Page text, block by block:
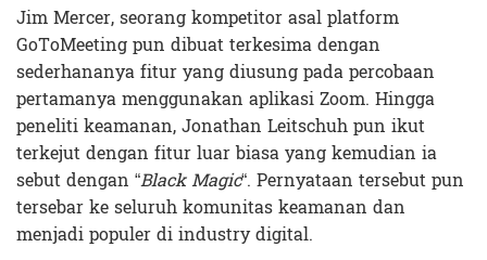
Jim Mercer, seorang kompetitor asal platform
GoToMeeting pun dibuat terkesima dengan
sederhananya fitur yang diusung pada percobaan
pertamanya menggunakan aplikasi Zoom. Hingga
peneliti keamanan, Jonathan Leitschuh pun ikut
terkejut dengan fitur luar biasa yang kemudian ia
sebut dengan “Black Magic“. Pernyataan tersebut pun
tersebar ke seluruh komunitas keamanan dan
menjadi populer di industry digital.